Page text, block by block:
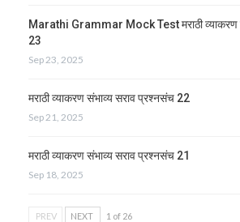
Marathi Grammar Mock Test मराठी व्याकरण
23
Sep 23, 2025
मराठी व्याकरण संभाव्य सराव प्रश्नसंच 22
Sep 21, 2025
मराठी व्याकरण संभाव्य सराव प्रश्नसंच 21
Sep 18, 2025
PREV NEXT 1 of 26